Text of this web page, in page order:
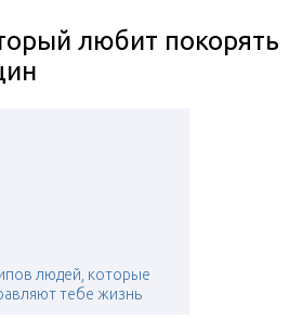
любит покорять
людей, которые
тебе жизнь